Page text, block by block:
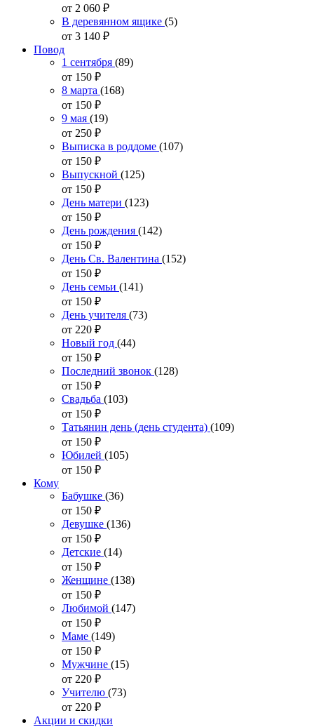
от 2 060 ₽
В деревянном ящике (5)
от 3 140 ₽
Повод
1 сентября (89)
от 150 ₽
8 марта (168)
от 150 ₽
9 мая (19)
от 250 ₽
Выписка в роддоме (107)
от 150 ₽
Выпускной (125)
от 150 ₽
День матери (123)
от 150 ₽
День рождения (142)
от 150 ₽
День Св. Валентина (152)
от 150 ₽
День семьи (141)
от 150 ₽
День учителя (73)
от 220 ₽
Новый год (44)
от 150 ₽
Последний звонок (128)
от 150 ₽
Свадьба (103)
от 150 ₽
Татьянин день (день студента) (109)
от 150 ₽
Юбилей (105)
от 150 ₽
Кому
Бабушке (36)
от 150 ₽
Девушке (136)
от 150 ₽
Детские (14)
от 150 ₽
Женщине (138)
от 150 ₽
Любимой (147)
от 150 ₽
Маме (149)
от 150 ₽
Мужчине (15)
от 220 ₽
Учителю (73)
от 220 ₽
Акции и скидки